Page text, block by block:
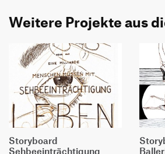
Weitere Projekte aus
Storyboard
Sehbeeinträchtigung